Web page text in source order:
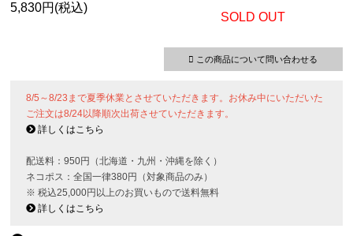
5,830円(税込)
SOLD OUT
この商品について問い合わせる
8/5～8/23まで夏季休業とさせていただきます。お休み中にいただいた
ご注文は8/24以降順次出荷させていただきます。
詳しくはこちら
配送料：950円（北海道・九州・沖縄を除く）
ネコポス：全国一律380円（対象商品のみ）
※ 税込25,000円以上のお買いもので送料無料
詳しくはこちら